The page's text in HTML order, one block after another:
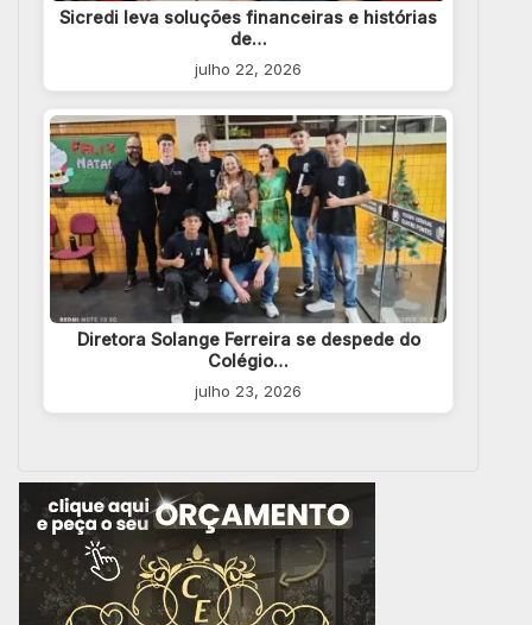
Sicredi leva soluções financeiras e histórias
de…
julho 22, 2026
Diretora Solange Ferreira se despede do
Colégio…
julho 23, 2026